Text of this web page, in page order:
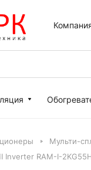
Мульти-
Inverter RAM-I-